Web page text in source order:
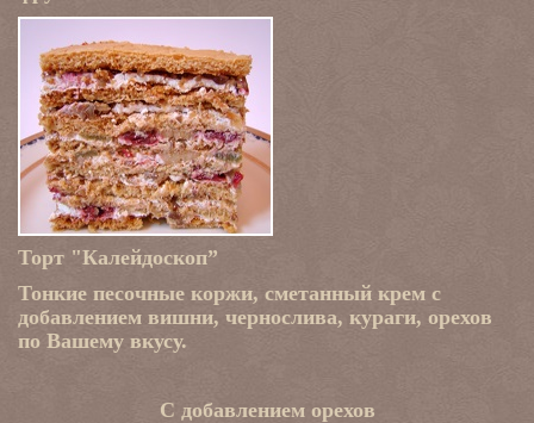
Торт "Калейдоскоп”
Тонкие песочные коржи, сметанный крем с
добавлением вишни, чернослива, кураги, орехов
по Вашему вкусу.
С добавлением орехов